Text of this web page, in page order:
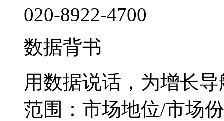
020-8922-4700
数据背书
用数据说话，为增长导
范围：市场地位/市场